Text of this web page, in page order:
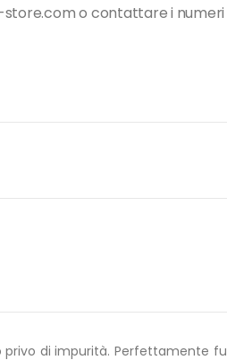
store.com o contattare i
di impurità. Perfettamente